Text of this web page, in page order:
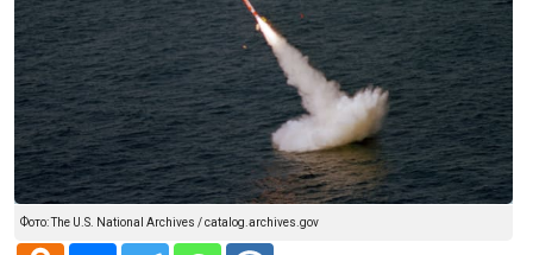
Фото: The U.S. National Archives / catalog.archives.gov